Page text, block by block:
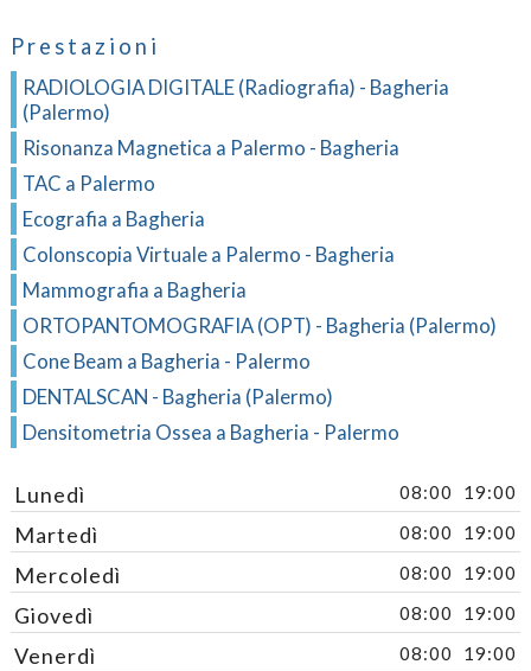
Prestazioni
RADIOLOGIA DIGITALE (Radiografia) - Bagheria
(Palermo)
Risonanza Magnetica a Palermo - Bagheria
TAC a Palermo
Ecografia a Bagheria
Colonscopia Virtuale a Palermo - Bagheria
Mammografia a Bagheria
ORTOPANTOMOGRAFIA (OPT) - Bagheria (Palermo)
Cone Beam a Bagheria - Palermo
DENTALSCAN - Bagheria (Palermo)
Densitometria Ossea a Bagheria - Palermo
Lunedì 08:00 19:00
Martedì 08:00 19:00
Mercoledì 08:00 19:00
Giovedì 08:00 19:00
Venerdì 08:00 19:00